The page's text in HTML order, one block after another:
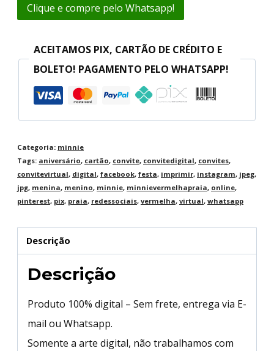
Clique e compre pelo Whatsapp!
ACEITAMOS PIX, CARTÃO DE CRÉDITO E
BOLETO! PAGAMENTO PELO WHATSAPP!
Categoria: minnie
Tags: aniversário, cartão, convite, convitedigital, convites,
convitevirtual, digital, facebook, festa, imprimir, instagram, jpeg,
jpg, menina, menino, minnie, minnievermelhapraia, online,
pinterest, pix, praia, redessociais, vermelha, virtual, whatsapp
Descrição
Descrição
Produto 100% digital – Sem frete, entrega via E-
mail ou Whatsapp.
Somente a arte digital, não trabalhamos com